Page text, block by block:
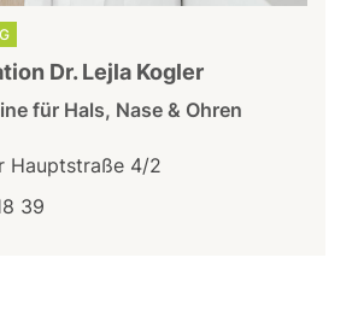
Dr. Lejla Kogler
für Hals, Nase & Ohren
Hauptstraße 4/2
39